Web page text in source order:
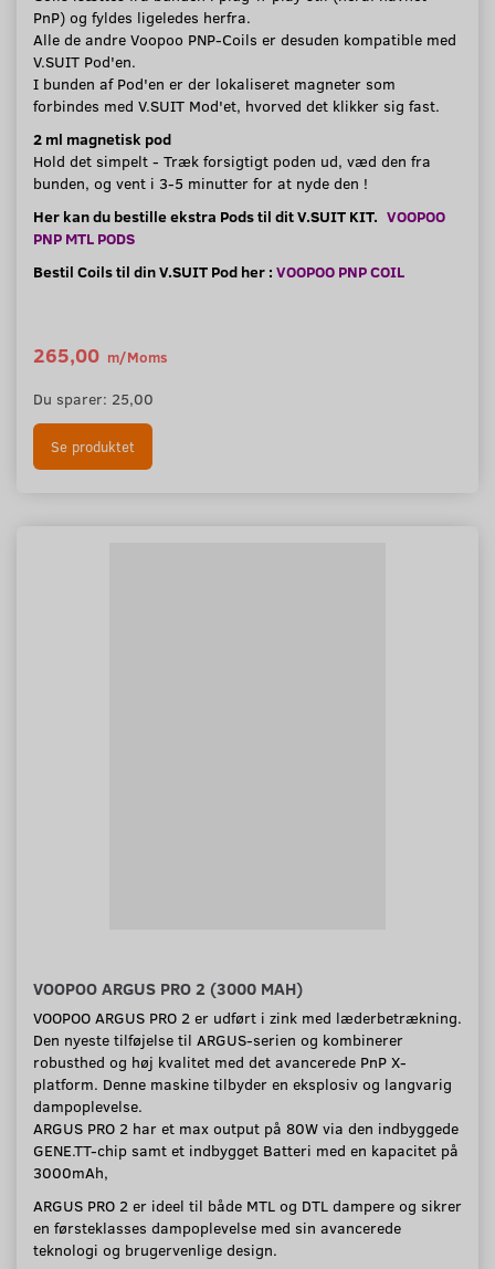
PnP) og fyldes ligeledes herfra.
Alle de andre Voopoo PNP-Coils er desuden kompatible med
V.SUIT Pod'en.
I bunden af Pod'en er der lokaliseret magneter som
forbindes med V.SUIT Mod'et, hvorved det klikker sig fast.
2 ml magnetisk pod
Hold det simpelt - Træk forsigtigt poden ud, væd den fra
bunden, og vent i 3-5 minutter for at nyde den !
Her kan du bestille ekstra Pods til dit V.SUIT KIT. VOOPOO
PNP MTL PODS
Bestil Coils til din V.SUIT Pod her : VOOPOO PNP COIL
265,00 m/Moms
Du sparer: 25,00
Se produktet
VOOPOO ARGUS PRO 2 (3000 MAH)
VOOPOO ARGUS PRO 2 er udført i zink med læderbetrækning.
Den nyeste tilføjelse til ARGUS-serien og kombinerer
robusthed og høj kvalitet med det avancerede PnP X-
platform. Denne maskine tilbyder en eksplosiv og langvarig
dampoplevelse.
ARGUS PRO 2 har et max output på 80W via den indbyggede
GENE.TT-chip samt et indbygget Batteri med en kapacitet på
3000mAh,
ARGUS PRO 2 er ideel til både MTL og DTL dampere og sikrer
en førsteklasses dampoplevelse med sin avancerede
teknologi og brugervenlige design.